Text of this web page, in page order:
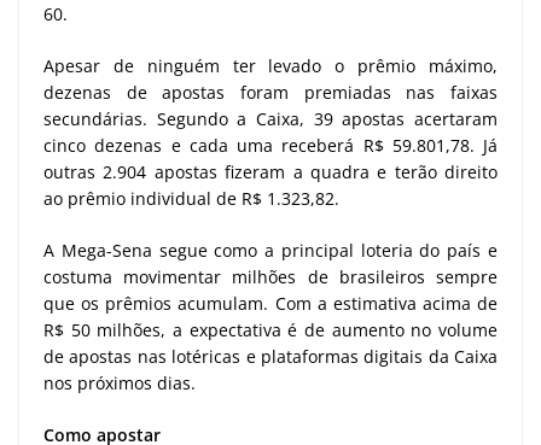
60.
Apesar de ninguém ter levado o prêmio máximo,
dezenas de apostas foram premiadas nas faixas
secundárias. Segundo a Caixa, 39 apostas acertaram
cinco dezenas e cada uma receberá R$ 59.801,78. Já
outras 2.904 apostas fizeram a quadra e terão direito
ao prêmio individual de R$ 1.323,82.
A Mega-Sena segue como a principal loteria do país e
costuma movimentar milhões de brasileiros sempre
que os prêmios acumulam. Com a estimativa acima de
R$ 50 milhões, a expectativa é de aumento no volume
de apostas nas lotéricas e plataformas digitais da Caixa
nos próximos dias.
Como apostar